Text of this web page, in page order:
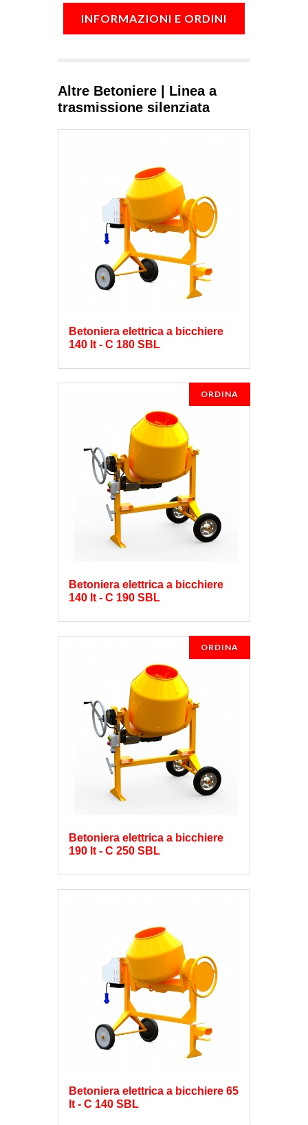
INFORMAZIONI E ORDINI
Altre Betoniere | Linea a
trasmissione silenziata
Betoniera elettrica a bicchiere
140 lt - C 180 SBL
ORDINA
Betoniera elettrica a bicchiere
140 lt - C 190 SBL
ORDINA
Betoniera elettrica a bicchiere
190 lt - C 250 SBL
Betoniera elettrica a bicchiere 65
lt - C 140 SBL